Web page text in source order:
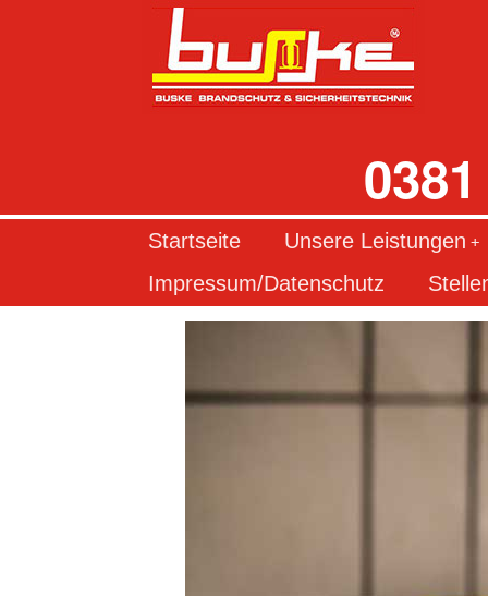
Startseite +
Unsere Leistungen
Impressum/Datenschutz